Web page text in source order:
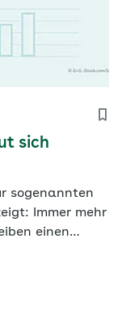
sich
sogenannten
Immer mehr
einen